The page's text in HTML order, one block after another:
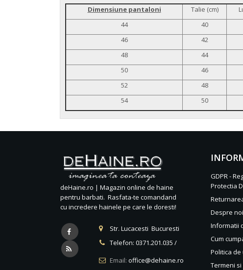
Dimensiune pantaloni Talie (cm)
44
40
46
42
48
44
50
46
52
48
54
50
deHaine.ro | Magazin online de haine
pentru barbati. Rasfata-te comandand
cu incredere hainele pe care le doresti!
Str. Lucacesti Bucuresti
Telefon: 0371.201.035 /
Email: office@dehaine.ro
GDPR -
Protectia
Despre noi
Informatii
Cum
Politica
Termeni si